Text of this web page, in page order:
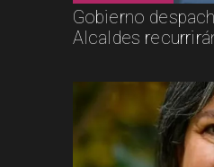
Gobierno
Alcaldes